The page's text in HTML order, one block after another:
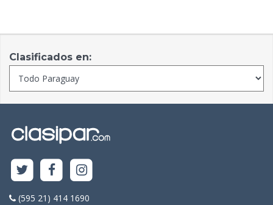
Clasificados en:
(595 21) 414 1690